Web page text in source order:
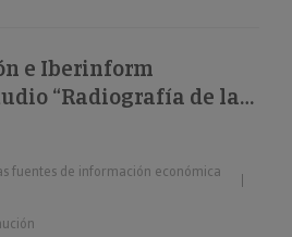
e Iberinform
“Radiografía de las
económica más
fuentes de información económica